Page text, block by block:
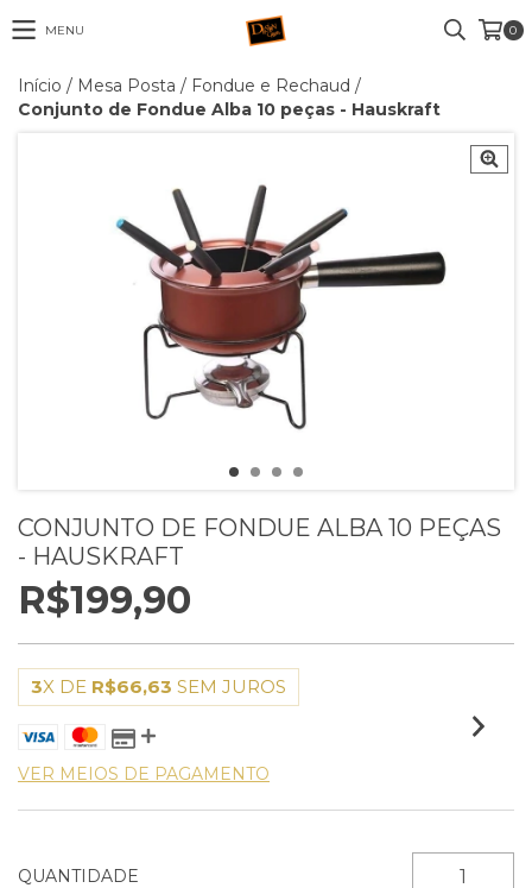
MENU 0
Início / Mesa Posta / Fondue e Rechaud /
Conjunto de Fondue Alba 10 peças - Hauskraft
CONJUNTO DE FONDUE ALBA 10 PEÇAS
- HAUSKRAFT
R$199,90
3X DE R$66,63 SEM JUROS
VER MEIOS DE PAGAMENTO
QUANTIDADE